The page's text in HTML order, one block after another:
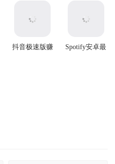
抖音极速版赚
Spotify安卓最